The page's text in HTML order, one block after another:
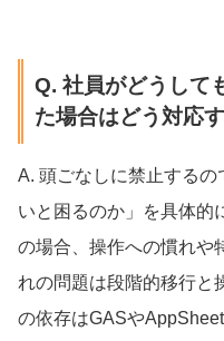
Q. 社員がどうして
た場合はどう対応
A. 頭ごなしに禁止する
いと困るのか」を具体的
の場合、操作への慣れや
れの問題は段階的移行と
の依存はGASや